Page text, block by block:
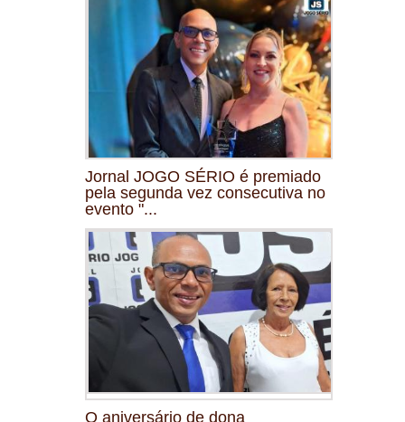
Jornal JOGO SÉRIO é premiado
pela segunda vez consecutiva no
evento "...
O aniversário de dona